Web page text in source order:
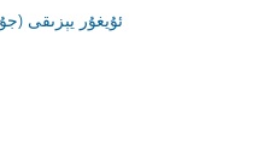
ئۇيغۇر يېزىقى